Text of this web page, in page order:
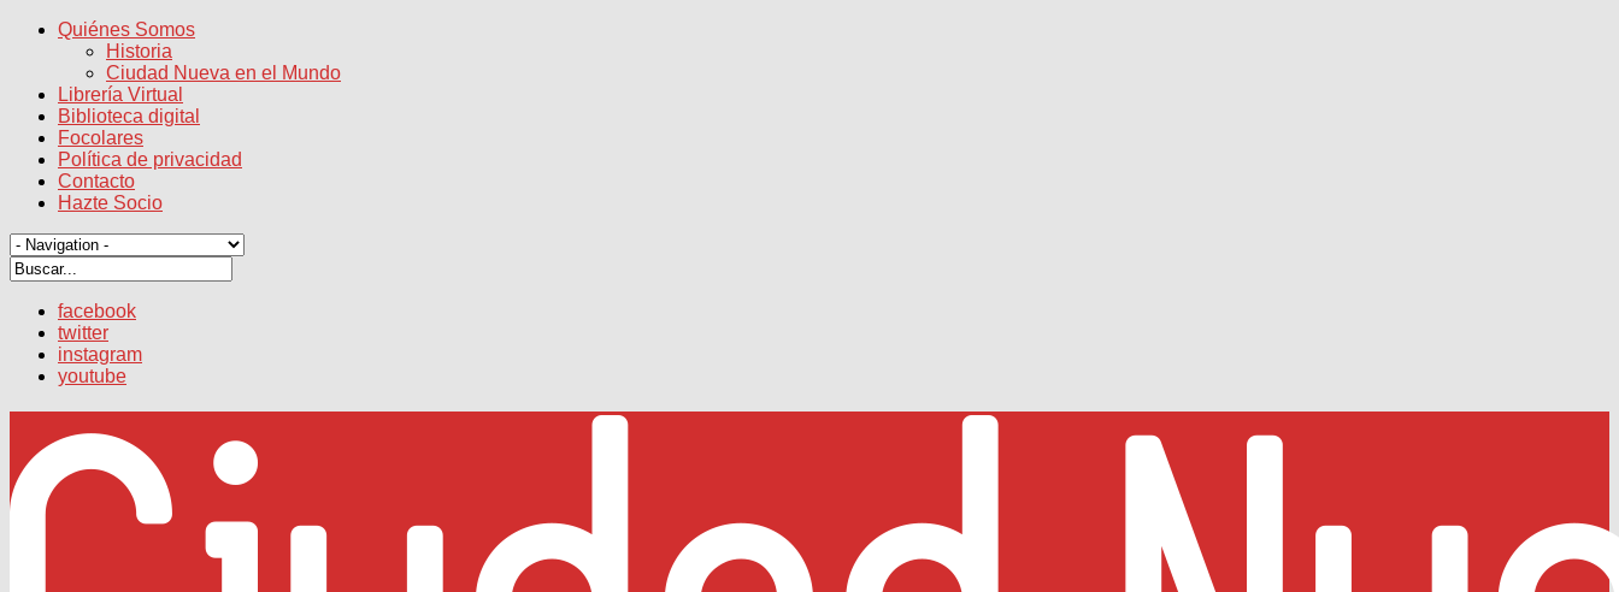
Quiénes Somos
Historia
Ciudad Nueva en el Mundo
Librería Virtual
Biblioteca digital
Focolares
Política de privacidad
Contacto
Hazte Socio
facebook
twitter
instagram
youtube